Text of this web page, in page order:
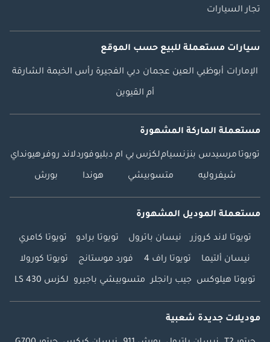
تجار السيارات
سيارات مستعملة للبيع حسب الموقع
الإمارات أبوظبي العين عجمان دبي الفجيرة رأس الخيمة الشارقة
أم القيوين
مستعملة الماركة المشهورة
تويوتا مرسيدس بنزنسياملكزس بي ام دبليوفوردلاند روفرهيونداي
شيفروليه متسوبيشي هوندا بورش
مستعملة الموديل المشهورة
تويوتا لاند كروزر نيسان باترول تويوتا برادو تويوتا كامري
نيسان ألتيما تويوتا راف 4 فورد موستانج تويوتا كورولا
تويوتا هيلوكس جيب رانجلر متسوبيشي باجيرو لكزس LS 430
موديلات جديدة شعبية